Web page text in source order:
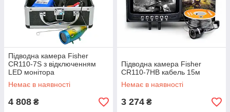
Підводна камера Fisher
CR110-7S з відключенням
LED монітора
Немає в наявності
4 808 ₴
Підводна камера Fisher
CR110-7HB кабель 15м
Немає в наявності
3 274 ₴